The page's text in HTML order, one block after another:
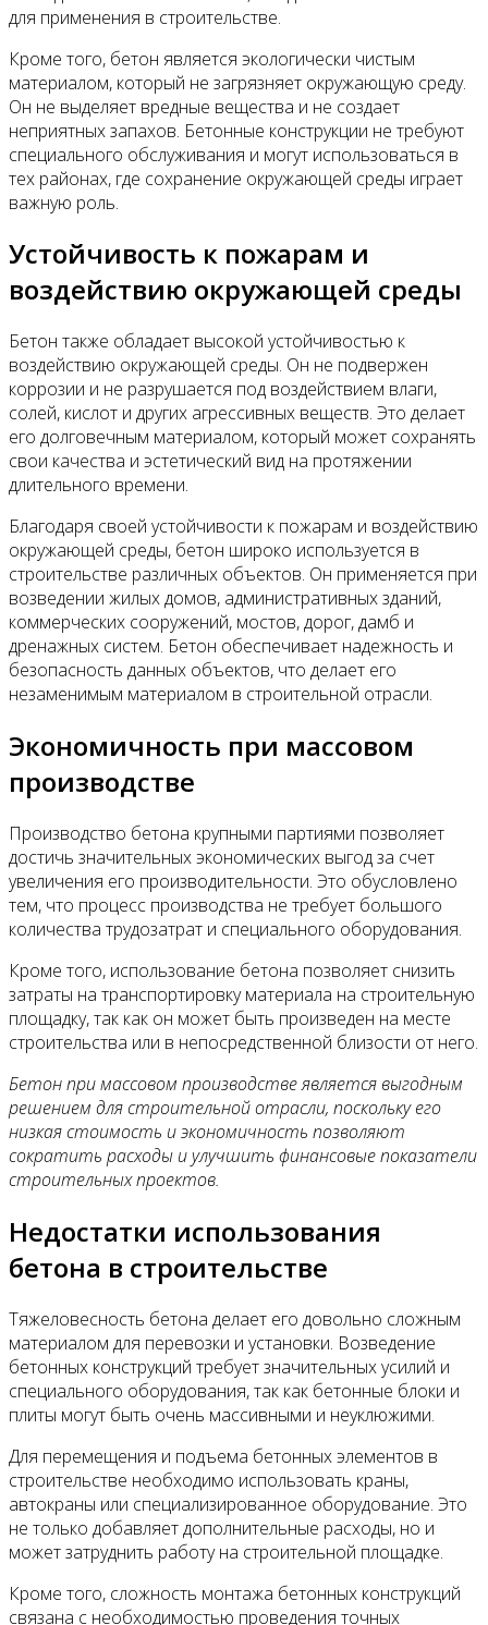
для применения в строительстве.
Кроме того, бетон является экологически чистым
материалом, который не загрязняет окружающую среду.
Он не выделяет вредные вещества и не создает
неприятных запахов. Бетонные конструкции не требуют
специального обслуживания и могут использоваться в
тех районах, где сохранение окружающей среды играет
важную роль.
Устойчивость к пожарам и
воздействию окружающей среды
Бетон также обладает высокой устойчивостью к
воздействию окружающей среды. Он не подвержен
коррозии и не разрушается под воздействием влаги,
солей, кислот и других агрессивных веществ. Это делает
его долговечным материалом, который может сохранять
свои качества и эстетический вид на протяжении
длительного времени.
Благодаря своей устойчивости к пожарам и воздействию
окружающей среды, бетон широко используется в
строительстве различных объектов. Он применяется при
возведении жилых домов, административных зданий,
коммерческих сооружений, мостов, дорог, дамб и
дренажных систем. Бетон обеспечивает надежность и
безопасность данных объектов, что делает его
незаменимым материалом в строительной отрасли.
Экономичность при массовом
производстве
Производство бетона крупными партиями позволяет
достичь значительных экономических выгод за счет
увеличения его производительности. Это обусловлено
тем, что процесс производства не требует большого
количества трудозатрат и специального оборудования.
Кроме того, использование бетона позволяет снизить
затраты на транспортировку материала на строительную
площадку, так как он может быть произведен на месте
строительства или в непосредственной близости от него.
Бетон при массовом производстве является выгодным
решением для строительной отрасли, поскольку его
низкая стоимость и экономичность позволяют
сократить расходы и улучшить финансовые показатели
строительных проектов.
Недостатки использования
бетона в строительстве
Тяжеловесность бетона делает его довольно сложным
материалом для перевозки и установки. Возведение
бетонных конструкций требует значительных усилий и
специального оборудования, так как бетонные блоки и
плиты могут быть очень массивными и неуклюжими.
Для перемещения и подъема бетонных элементов в
строительстве необходимо использовать краны,
автокраны или специализированное оборудование. Это
не только добавляет дополнительные расходы, но и
может затруднить работу на строительной площадке.
Кроме того, сложность монтажа бетонных конструкций
связана с необходимостью проведения точных